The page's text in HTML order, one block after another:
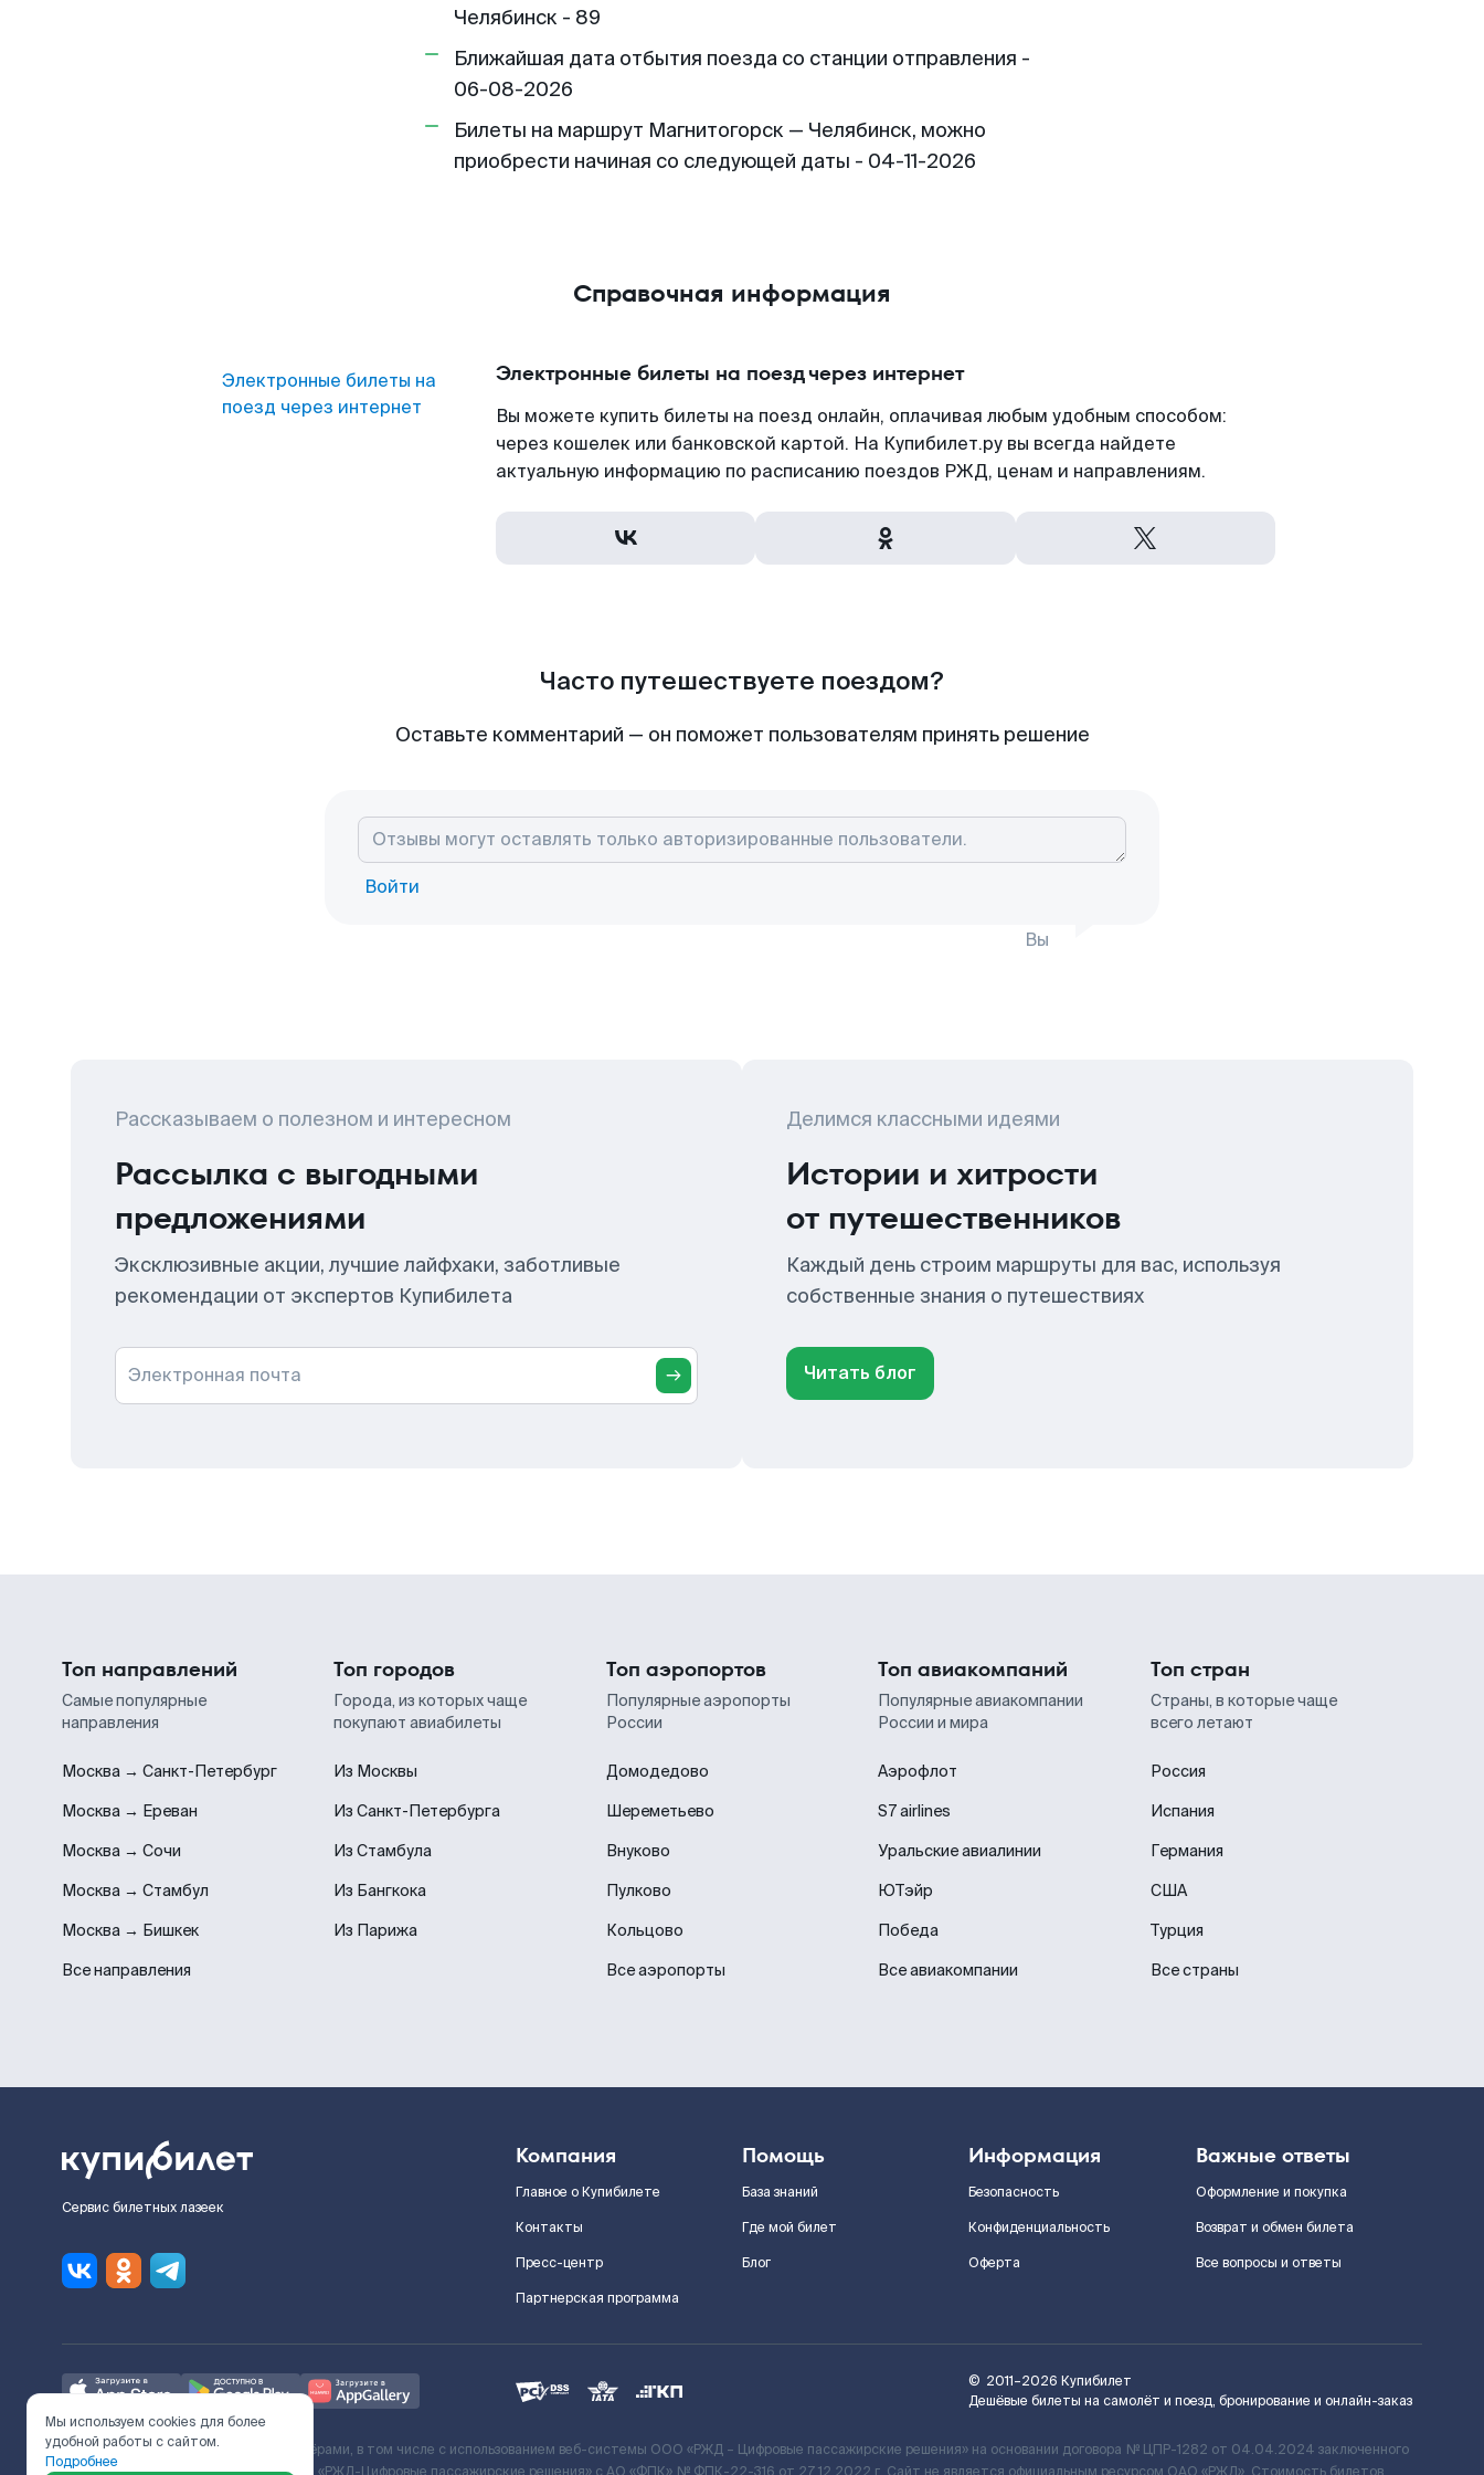
Челябинск - 89
Ближайшая дата отбытия поезда со станции отправления -
06-08-2026
Билеты на маршрут Магнитогорск — Челябинск, можно
приобрести начиная со следующей даты - 04-11-2026
Справочная информация
Электронные билеты на
поезд через интернет
Электронные билеты на поезд через интернет
Вы можете купить билеты на поезд онлайн, оплачивая любым удобным способом:
через кошелек или банковской картой. На Купибилет.ру вы всегда найдете
актуальную информацию по расписанию поездов РЖД, ценам и направлениям.
Часто путешествуете поездом?
Оставьте комментарий — он поможет пользователям принять решение
Войти
Вы
Рассказываем о полезном и интересном
Рассылка с выгодными
предложениями
Эксклюзивные акции, лучшие лайфхаки, заботливые
рекомендации от экспертов Купибилета
Электронная почта
Делимся классными идеями
Истории и хитрости
от путешественников
Каждый день строим маршруты для вас, используя
собственные знания о путешествиях
Читать блог
Топ направлений
Самые популярные
направления
Москва → Санкт-Петербург
Москва → Ереван
Москва → Сочи
Москва → Стамбул
Москва → Бишкек
Все направления
Топ городов
Города, из которых чаще
покупают авиабилеты
Из Москвы
Из Санкт-Петербурга
Из Стамбула
Из Бангкока
Из Парижа
Топ аэропортов
Популярные аэропорты
России
Домодедово
Шереметьево
Внуково
Пулково
Кольцово
Все аэропорты
Топ авиакомпаний
Популярные авиакомпании
России и мира
Аэрофлот
S7 airlines
Уральские авиалинии
ЮТэйр
Победа
Все авиакомпании
Топ стран
Страны, в которые чаще
всего летают
Россия
Испания
Германия
США
Турция
Все страны
Сервис билетных лазеек
Компания
Главное о Купибилете
Контакты
Пресс-центр
Партнерская программа
Помощь
База знаний
Где мой билет
Блог
Информация
Безопасность
Конфиденциальность
Оферта
Важные ответы
Оформление и покупка
Возврат и обмен билета
Все вопросы и ответы
© 2011–2026 Купибилет
Дешёвые билеты на самолёт и поезд, бронирование и онлайн-заказ
Ж/Д билеты предоставляются партнёрами, в том числе с использованием веб-системы ООО «РЖД – Цифровые пассажирские решения» на основании договора № ЦПР-1282 от 04.04.2024 заключенного
Мы используем cookies для более
удобной работы с сайтом.
Подробнее